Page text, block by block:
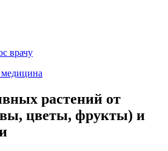
врачу
медицина
растений от
цветы, фрукты) и